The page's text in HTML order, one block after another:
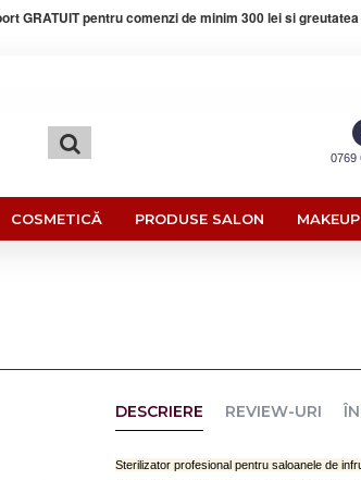
GRATUIT pentru comenzi de minim 300 lei si
0769
COSMETICĂ PRODUSE SALON MAKEUP
DESCRIERE REVIEW-URI
Sterilizator profesional pentru saloanele de